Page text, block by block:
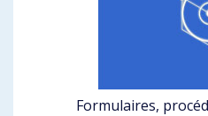
Formulaires,